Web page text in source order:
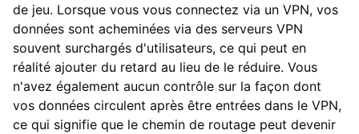
de jeu. Lorsque vous vous connectez via un VPN, vos
données sont acheminées via des serveurs VPN
souvent surchargés d'utilisateurs, ce qui peut en
réalité ajouter du retard au lieu de le réduire. Vous
n'avez également aucun contrôle sur la façon dont
vos données circulent après être entrées dans le VPN,
ce qui signifie que le chemin de routage peut devenir